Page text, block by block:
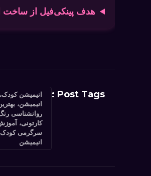
هدف پینکی‌فیل از ساخت
Post Tags :
انیمیشن،
روانشناسی
کارتونی،
سرگرمی کودک،
انیمیشن